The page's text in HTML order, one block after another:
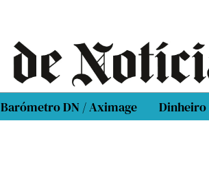
Barómetro DN / Aximage Dinheiro